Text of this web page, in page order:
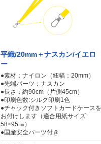
平織/20mm＋ナスカン/イエロ
ー
●素材：ナイロン（紐幅：20mm）
●先端パーツ：ナスカン
●長さ：約90cm（片側45cm）
●印刷色数:シルク印刷1色
●チャック付きソフトカードケースを
お付けします（適合用紙サイズ
58×95㎜）
●国産安全パーツ付き